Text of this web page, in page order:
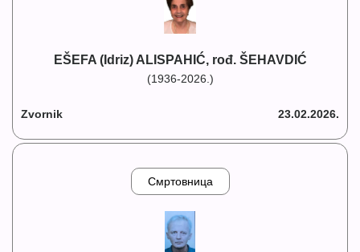
EŠEFA (Idriz) ALISPAHIĆ, rođ. ŠEHAVDIĆ
(1936-2026.)
Zvornik 23.02.2026.
Смртовница